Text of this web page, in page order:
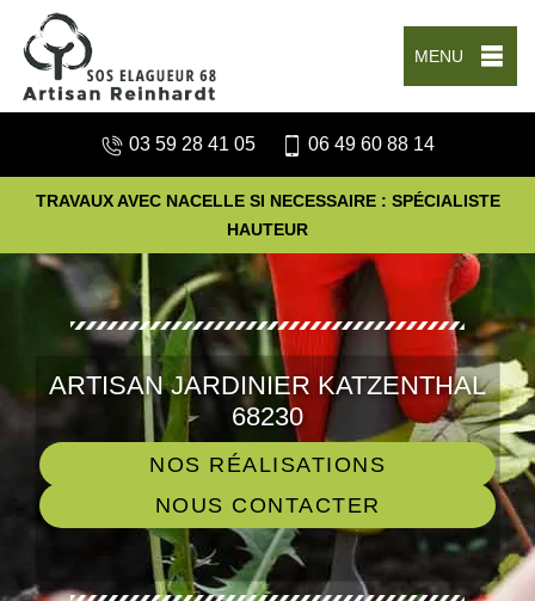
MENU
03 59 28 41 05 06 49 60 88 14
TRAVAUX AVEC NACELLE SI NECESSAIRE : SPÉCIALISTE
HAUTEUR
ARTISAN JARDINIER KATZENTHAL
68230
NOS RÉALISATIONS
NOUS CONTACTER